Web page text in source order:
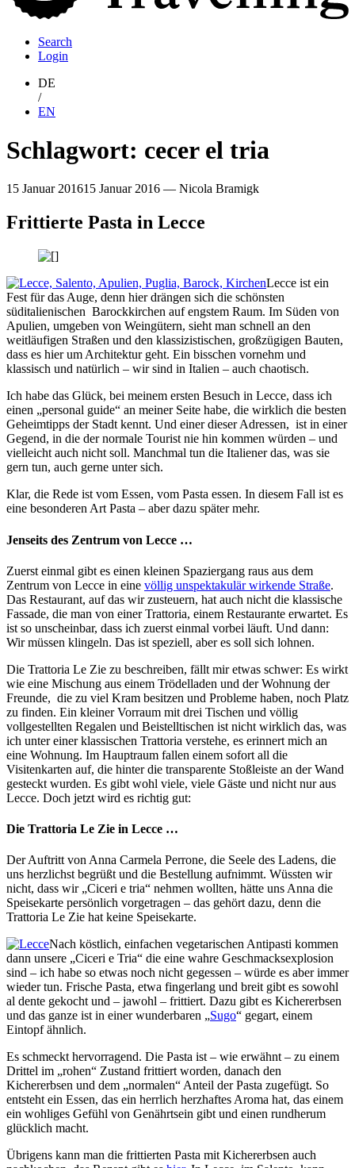
Search
Login
DE
/
EN
Schlagwort: cecer el tria
15 Januar 201615 Januar 2016 — Nicola Bramigk
Frittierte Pasta in Lecce
Lecce ist ein
Fest für das Auge, denn hier drängen sich die schönsten
süditalienischen Barockkirchen auf engstem Raum. Im Süden von
Apulien, umgeben von Weingütern, sieht man schnell an den
weitläufigen Straßen und den klassizistischen, großzügigen Bauten,
dass es hier um Architektur geht. Ein bisschen vornehm und
klassisch und natürlich – wir sind in Italien – auch chaotisch.
Ich habe das Glück, bei meinem ersten Besuch in Lecce, dass ich
einen „personal guide“ an meiner Seite habe, die wirklich die besten
Geheimtipps der Stadt kennt. Und einer dieser Adressen, ist in einer
Gegend, in die der normale Tourist nie hin kommen würden – und
vielleicht auch nicht soll. Manchmal tun die Italiener das, was sie
gern tun, auch gerne unter sich.
Klar, die Rede ist vom Essen, vom Pasta essen. In diesem Fall ist es
eine besonderen Art Pasta – aber dazu später mehr.
Jenseits des Zentrum von Lecce …
Zuerst einmal gibt es einen kleinen Spaziergang raus aus dem
Zentrum von Lecce in eine völlig unspektakulär wirkende Straße.
Das Restaurant, auf das wir zusteuern, hat auch nicht die klassische
Fassade, die man von einer Trattoria, einem Restaurante erwartet. Es
ist so unscheinbar, dass ich zuerst einmal vorbei läuft. Und dann:
Wir müssen klingeln. Das ist speziell, aber es soll sich lohnen.
Die Trattoria Le Zie zu beschreiben, fällt mir etwas schwer: Es wirkt
wie eine Mischung aus einem Trödelladen und der Wohnung der
Freunde, die zu viel Kram besitzen und Probleme haben, noch Platz
zu finden. Ein kleiner Vorraum mit drei Tischen und völlig
vollgestellten Regalen und Beistelltischen ist nicht wirklich das, was
ich unter einer klassischen Trattoria verstehe, es erinnert mich an
eine Wohnung. Im Hauptraum fallen einem sofort all die
Visitenkarten auf, die hinter die transparente Stoßleiste an der Wand
gesteckt wurden. Es gibt wohl viele, viele Gäste und nicht nur aus
Lecce. Doch jetzt wird es richtig gut:
Die Trattoria Le Zie in Lecce …
Der Auftritt von Anna Carmela Perrone, die Seele des Ladens, die
uns herzlichst begrüßt und die Bestellung aufnimmt. Wüssten wir
nicht, dass wir „Ciceri e tria“ nehmen wollten, hätte uns Anna die
Speisekarte persönlich vorgetragen – das gehört dazu, denn die
Trattoria Le Zie hat keine Speisekarte.
Nach köstlich, einfachen vegetarischen Antipasti kommen
dann unsere „Ciceri e Tria“ die eine wahre Geschmacksexplosion
sind – ich habe so etwas noch nicht gegessen – würde es aber immer
wieder tun. Frische Pasta, etwa fingerlang und breit gibt es sowohl
al dente gekocht und – jawohl – frittiert. Dazu gibt es Kichererbsen
und das ganze ist in einer wunderbaren „Sugo“ gegart, einem
Eintopf ähnlich.
Es schmeckt hervorragend. Die Pasta ist – wie erwähnt – zu einem
Drittel im „rohen“ Zustand frittiert worden, danach den
Kichererbsen und dem „normalen“ Anteil der Pasta zugefügt. So
entsteht ein Essen, das ein herrlich herzhaftes Aroma hat, das einem
ein wohliges Gefühl von Genährtsein gibt und einen rundherum
glücklich macht.
Übrigens kann man die frittierten Pasta mit Kichererbsen auch